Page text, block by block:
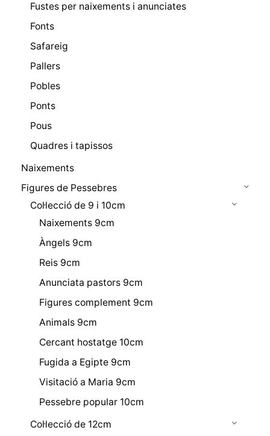
Fustes per naixements i anunciates
Fonts
Safareig
Pallers
Pobles
Ponts
Pous
Quadres i tapissos
Naixements
Figures de Pessebres
Col·lecció de 9 i 10cm
Naixements 9cm
Àngels 9cm
Reis 9cm
Anunciata pastors 9cm
Figures complement 9cm
Animals 9cm
Cercant hostatge 10cm
Fugida a Egipte 9cm
Visitació a Maria 9cm
Pessebre popular 10cm
Col·lecció de 12cm